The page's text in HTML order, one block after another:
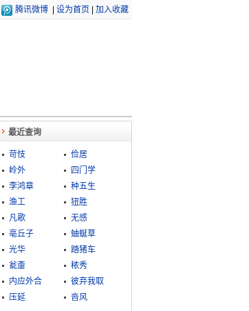
腾讯微博 设为首页 加入收藏
最近查询
苛忮
俭居
岭外
四门学
李鸿章
种五生
渔工
狃胜
凡歌
无感
亳丘子
蚰蜒草
光华
踏猪车
瓮齑
秾秀
内应外合
彼弃我取
压延
沓风